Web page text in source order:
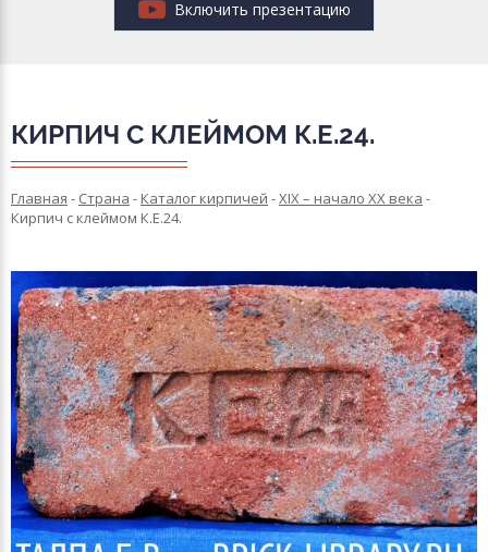
Включить презентацию
КИРПИЧ С КЛЕЙМОМ К.Е.24.
Главная - Страна - Каталог кирпичей -XIX – начало XX века -
Кирпич с клеймом К.Е.24.